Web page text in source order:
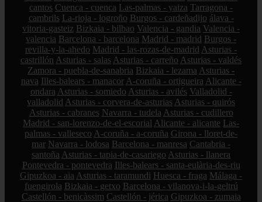
cantos Cuenca - cuenca Las-palmas - yaiza Tarragona -
cambrils La-rioja - logroño Burgos - cardeñadijo álava -
vitoria-gasteiz Bizkaia - bilbao Valencia - gandia Valencia -
valencia Barcelona - barcelona Madrid - madrid Burgos -
revilla-y-la-ahedo Madrid - las-rozas-de-madrid Asturias -
castrillón Asturias - salas Asturias - carreño Asturias - valdés
Zamora - puebla-de-sanabria Bizkaia - lezama Asturias -
nava Illes-balears - manacor A-coruña - ortigueira Alicante -
ondara Asturias - somiedo Asturias - avilés Valladolid -
valladolid Asturias - corvera-de-asturias Asturias - quirós
Asturias - cabranes Navarra - tudela Asturias - cudillero
Madrid - san-lorenzo-de-el-escorial Alicante - alicante Las-
palmas - valleseco A-coruña - a-coruña Girona - lloret-de-
mar Navarra - lodosa Barcelona - manresa Cantabria -
santoña Asturias - tapia-de-casariego Asturias - llanera
Pontevedra - pontevedra Illes-balears - santa-eulària-des-riu
Gipuzkoa - aia Asturias - taramundi Huesca - fraga Málaga -
fuengirola Bizkaia - getxo Barcelona - vilanova-i-la-geltrú
Castellón - benicàssim Castellón - jérica Gipuzkoa - zumaia